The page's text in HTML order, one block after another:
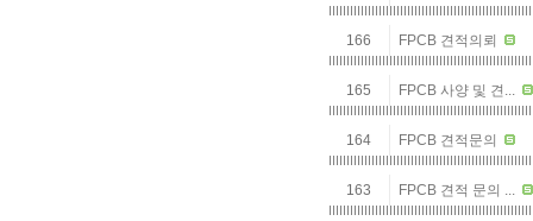
166 FPCB 견적의뢰
165 FPCB 사양 및 견...
164 FPCB 견적문의
163 FPCB 견적 문의 ...